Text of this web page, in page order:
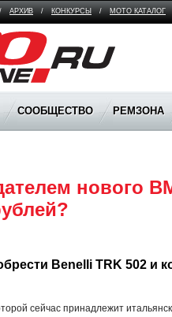
/ АРХИВ / КОНКУРСЫ / МОТО КАТАЛОГ
СООБЩЕСТВО РЕМЗОНА
нового
Benelli TRK 502 и
сейчас принадлежит